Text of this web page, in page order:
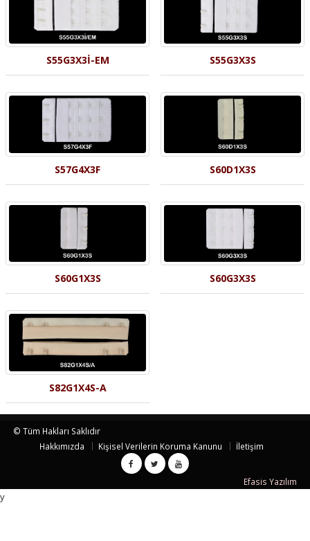
S55G3X3İ-EM S55G3X3S
S57G4X3F S60D1X3S
S60G1X3S S60G3X3S
S82G1X4S-A
© Tüm Hakları Saklıdır
Hakkımızda
Kişisel Verilerin Koruma Kanunu İletişim
Efasis Yazılım
y